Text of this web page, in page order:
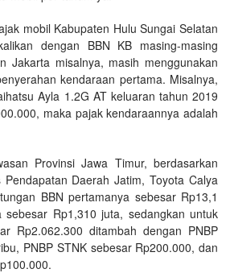
mobil Kabupaten Hulu Sungai Selatan
dengan BBN KB masing-masing
Jakarta misalnya, masih menggunakan
kendaraan pertama. Misalnya,
Ayla 1.2G AT keluaran tahun 2019
maka pajak kendaraannya adalah
Provinsi Jawa Timur, berdasarkan
Daerah Jatim, Toyota Calya
BBN pertamanya sebesar Rp13,1
Rp1,310 juta, sedangkan untuk
Rp2.062.300 ditambah dengan PNBP
PNBP STNK sebesar Rp200.000, dan